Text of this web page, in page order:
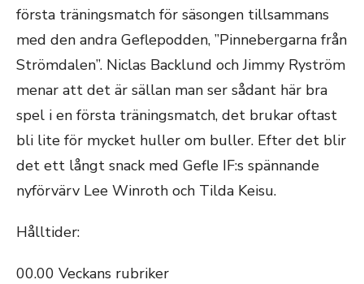
första träningsmatch för säsongen tillsammans
med den andra Geflepodden, ”Pinnebergarna från
Strömdalen”. Niclas Backlund och Jimmy Ryström
menar att det är sällan man ser sådant här bra
spel i en första träningsmatch, det brukar oftast
bli lite för mycket huller om buller. Efter det blir
det ett långt snack med Gefle IF:s spännande
nyförvärv Lee Winroth och Tilda Keisu.
Hålltider:
00.00 Veckans rubriker